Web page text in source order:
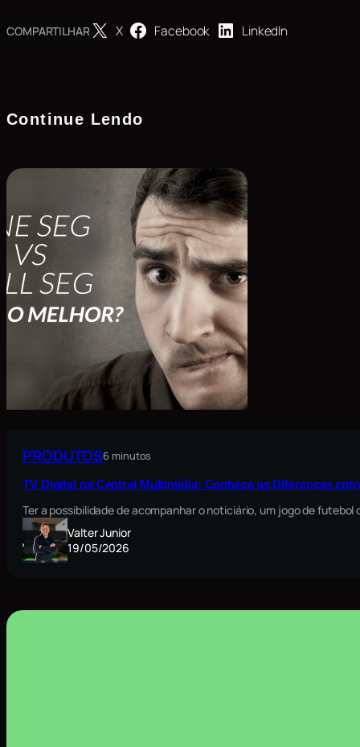
COMPARTILHAR X Facebook LinkedIn
Continue Lendo
PRODUTOS6 minutos
TV Digital na Central Multimídia: Conheça as Diferenças
Ter a possibilidade de acompanhar o noticiário, um jogo de
Valter Junior
19/05/2026